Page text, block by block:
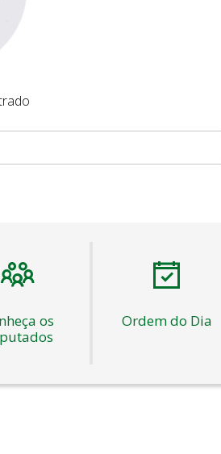
os
Ordem do Dia